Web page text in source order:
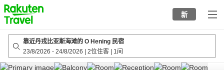
to
top
page
新
靠近丹戎比亚斯海滩的 O Hening 民宿
23/8/2026 - 24/8/2026 2位住客 1间